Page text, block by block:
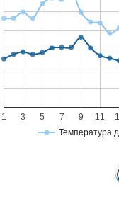
Температура
1 3 5 7 9 11